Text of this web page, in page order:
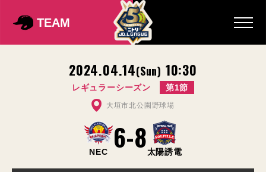
TEAM
2024.04.14(Sun) 10:30
レギュラーシーズン 第1節
大垣市北公園野球場
NEC 6-8太陽誘電